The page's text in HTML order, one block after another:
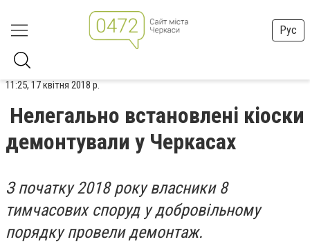
Рус
11:25, 17 квітня 2018 р.
Нелегально встановлені кіоски
демонтували у Черкасах
З початку 2018 року власники 8
тимчасових споруд у добровільному
порядку провели демонтаж.